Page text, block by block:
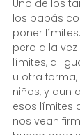
Uno de los
los papás
poner
pero a la
límites, al
u otra
niños, y aun
esos límites
nos vean